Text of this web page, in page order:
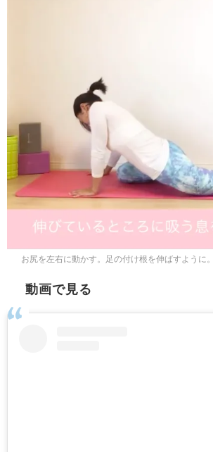
お尻を左右に動かす。足の付け根を伸ばすように。
動画で見る